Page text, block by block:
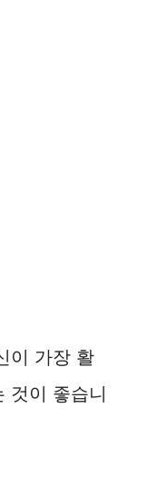
이 가장 활
것이 좋습니